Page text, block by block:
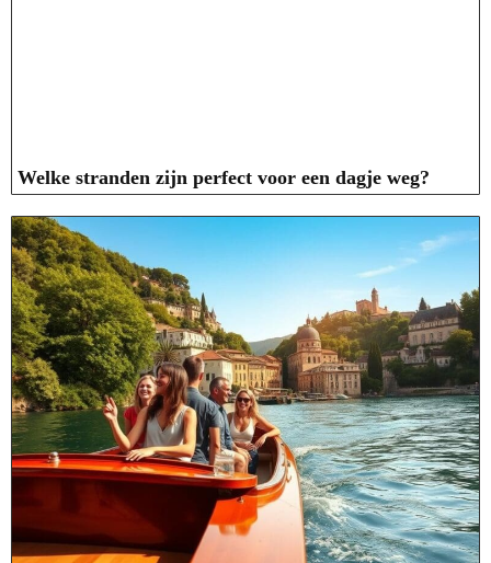
Welke stranden zijn perfect voor een dagje weg?